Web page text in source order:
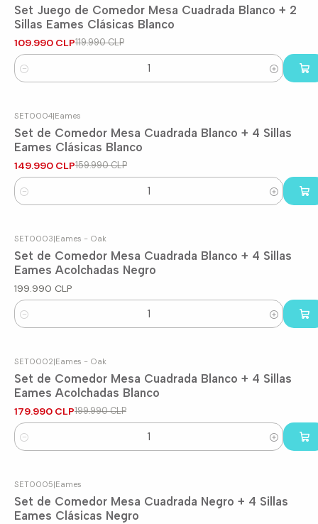
Set Juego de Comedor Mesa Cuadrada Blanco + 2
Sillas Eames Clásicas Blanco
109.990 CLP119.990 CLP
Cantidad
OFF
SET0004|Eames
Set de Comedor Mesa Cuadrada Blanco + 4 Sillas
Eames Clásicas Blanco
149.990 CLP159.990 CLP
Cantidad
SET0003|Eames - Oak
Set de Comedor Mesa Cuadrada Blanco + 4 Sillas
Eames Acolchadas Negro
199.990 CLP
Cantidad
OFF
SET0002|Eames - Oak
Set de Comedor Mesa Cuadrada Blanco + 4 Sillas
Eames Acolchadas Blanco
179.990 CLP199.990 CLP
Cantidad
OFF
SET0005|Eames
Set de Comedor Mesa Cuadrada Negro + 4 Sillas
Eames Clásicas Negro